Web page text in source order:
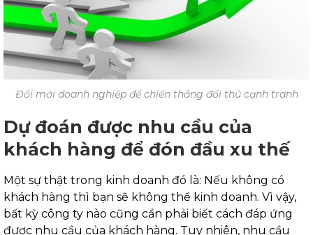
Đổi mới doanh nghiệp để chiến thắng đối thủ cạnh tranh
Dự đoán được nhu cầu của
khách hàng để đón đầu xu thế
Một sự thật trong kinh doanh đó là: Nếu không có
khách hàng thì bạn sẽ không thể kinh doanh. Vì vậy,
bất kỳ công ty nào cũng cần phải biết cách đáp ứng
được nhu cầu của khách hàng. Tuy nhiên, nhu cầu